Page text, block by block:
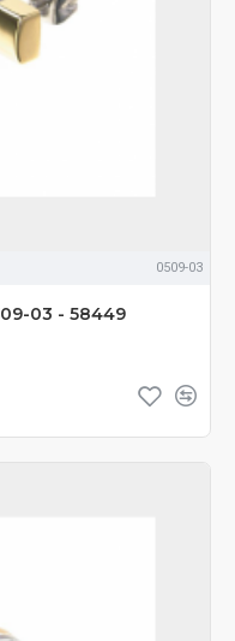
0509-03
03 - 58449